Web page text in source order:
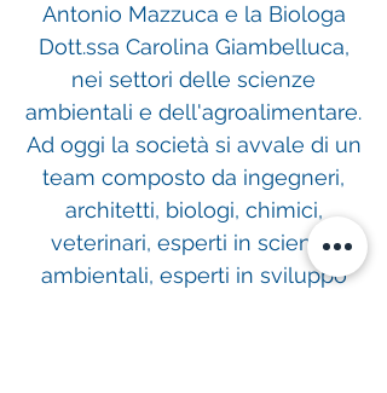
Antonio Mazzuca e la Biologa
Dott.ssa Carolina Giambelluca,
nei settori delle scienze
ambientali e dell'agroalimentare.
Ad oggi la società si avvale di un
team composto da ingegneri,
architetti, biologi, chimici,
veterinari, esperti in scienze
ambientali, esperti in sviluppo